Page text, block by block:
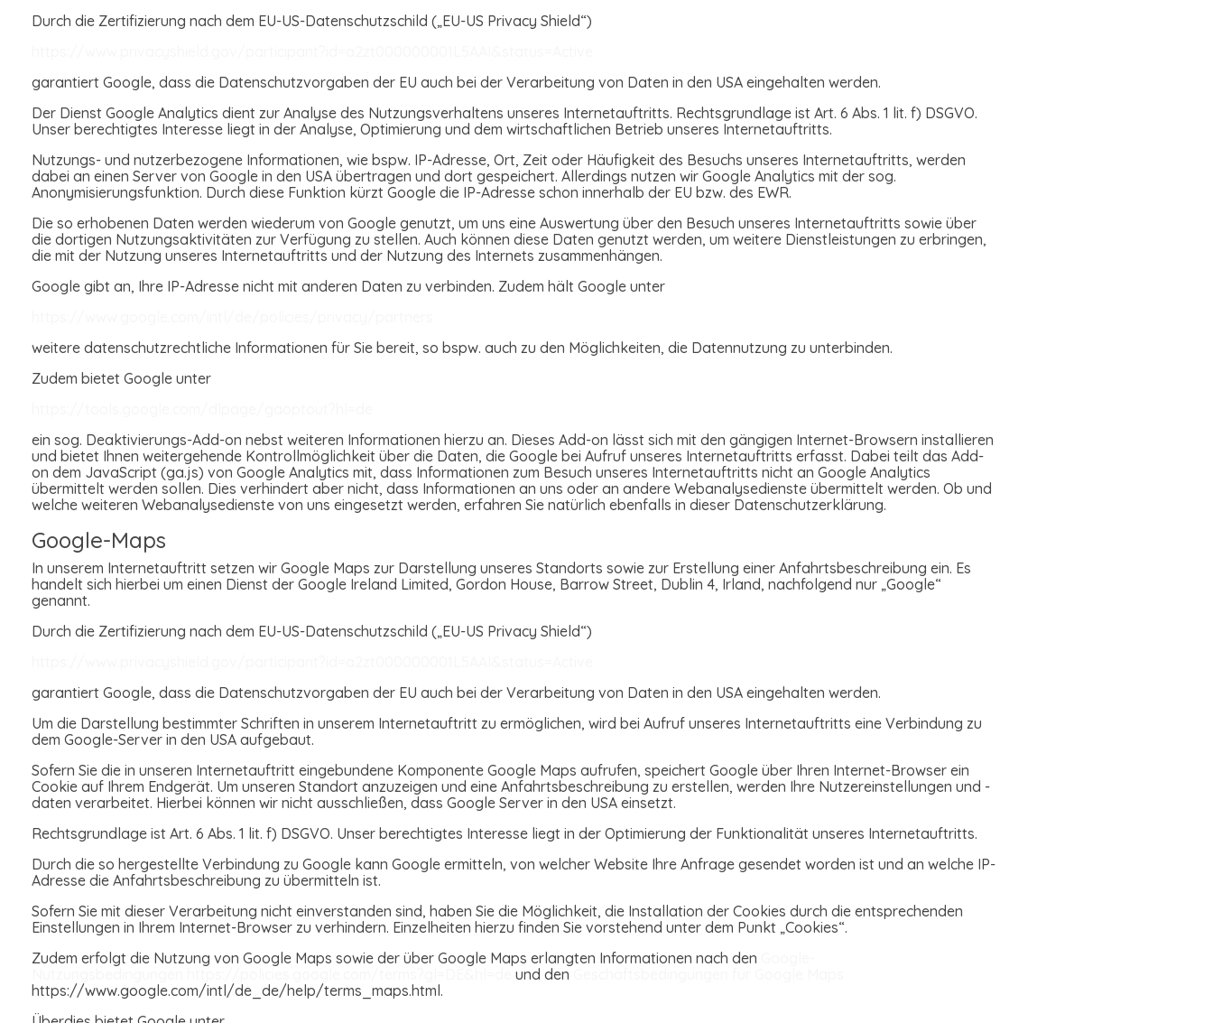
Durch die Zertifizierung nach dem EU-US-Datenschutzschild („EU-US Privacy Shield“)
garantiert Google, dass die Datenschutzvorgaben der EU auch bei der Verarbeitung von Daten in den USA eingehalten werden.
Der Dienst Google Analytics dient zur Analyse des Nutzungsverhaltens unseres Internetauftritts. Rechtsgrundlage ist Art. 6 Abs. 1 lit. f) DSGVO.
Unser berechtigtes Interesse liegt in der Analyse, Optimierung und dem wirtschaftlichen Betrieb unseres Internetauftritts.
Nutzungs- und nutzerbezogene Informationen, wie bspw. IP-Adresse, Ort, Zeit oder Häufigkeit des Besuchs unseres Internetauftritts, werden
dabei an einen Server von Google in den USA übertragen und dort gespeichert. Allerdings nutzen wir Google Analytics mit der sog.
Anonymisierungsfunktion. Durch diese Funktion kürzt Google die IP-Adresse schon innerhalb der EU bzw. des EWR.
Die so erhobenen Daten werden wiederum von Google genutzt, um uns eine Auswertung über den Besuch unseres Internetauftritts sowie über
die dortigen Nutzungsaktivitäten zur Verfügung zu stellen. Auch können diese Daten genutzt werden, um weitere Dienstleistungen zu erbringen,
die mit der Nutzung unseres Internetauftritts und der Nutzung des Internets zusammenhängen.
Google gibt an, Ihre IP-Adresse nicht mit anderen Daten zu verbinden. Zudem hält Google unter
weitere datenschutzrechtliche Informationen für Sie bereit, so bspw. auch zu den Möglichkeiten, die Datennutzung zu unterbinden.
Zudem bietet Google unter
ein sog. Deaktivierungs-Add-on nebst weiteren Informationen hierzu an. Dieses Add-on lässt sich mit den gängigen Internet-Browsern installieren
und bietet Ihnen weitergehende Kontrollmöglichkeit über die Daten, die Google bei Aufruf unseres Internetauftritts erfasst. Dabei teilt das Add-
on dem JavaScript (ga.js) von Google Analytics mit, dass Informationen zum Besuch unseres Internetauftritts nicht an Google Analytics
übermittelt werden sollen. Dies verhindert aber nicht, dass Informationen an uns oder an andere Webanalysedienste übermittelt werden. Ob und
welche weiteren Webanalysedienste von uns eingesetzt werden, erfahren Sie natürlich ebenfalls in dieser Datenschutzerklärung.
Google-Maps
In unserem Internetauftritt setzen wir Google Maps zur Darstellung unseres Standorts sowie zur Erstellung einer Anfahrtsbeschreibung ein. Es
handelt sich hierbei um einen Dienst der Google Ireland Limited, Gordon House, Barrow Street, Dublin 4, Irland, nachfolgend nur „Google“
genannt.
Durch die Zertifizierung nach dem EU-US-Datenschutzschild („EU-US Privacy Shield“)
garantiert Google, dass die Datenschutzvorgaben der EU auch bei der Verarbeitung von Daten in den USA eingehalten werden.
Um die Darstellung bestimmter Schriften in unserem Internetauftritt zu ermöglichen, wird bei Aufruf unseres Internetauftritts eine Verbindung zu
dem Google-Server in den USA aufgebaut.
Sofern Sie die in unseren Internetauftritt eingebundene Komponente Google Maps aufrufen, speichert Google über Ihren Internet-Browser ein
Cookie auf Ihrem Endgerät. Um unseren Standort anzuzeigen und eine Anfahrtsbeschreibung zu erstellen, werden Ihre Nutzereinstellungen und -
daten verarbeitet. Hierbei können wir nicht ausschließen, dass Google Server in den USA einsetzt.
Rechtsgrundlage ist Art. 6 Abs. 1 lit. f) DSGVO. Unser berechtigtes Interesse liegt in der Optimierung der Funktionalität unseres Internetauftritts.
Durch die so hergestellte Verbindung zu Google kann Google ermitteln, von welcher Website Ihre Anfrage gesendet worden ist und an welche IP-
Adresse die Anfahrtsbeschreibung zu übermitteln ist.
Sofern Sie mit dieser Verarbeitung nicht einverstanden sind, haben Sie die Möglichkeit, die Installation der Cookies durch die entsprechenden
Einstellungen in Ihrem Internet-Browser zu verhindern. Einzelheiten hierzu finden Sie vorstehend unter dem Punkt „Cookies“.
Zudem erfolgt die Nutzung von Google Maps sowie der über Google Maps erlangten Informationen nach den
und den
https://www.google.com/intl/de_de/help/terms_maps.html.